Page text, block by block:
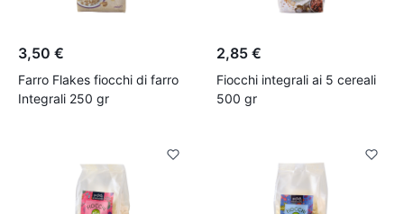
3,50 €
Farro Flakes fiocchi di farro
Integrali 250 gr
2,85 €
Fiocchi integrali ai 5 cereali
500 gr